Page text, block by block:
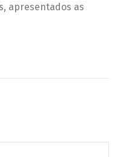
apresentados as